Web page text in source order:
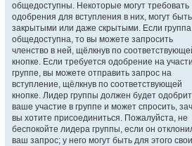
общедоступны. Некоторые могут требовать
одобрения для вступления в них, могут быть
закрытыми или даже скрытыми. Если группа
общедоступна, то вы можете запросить
членство в ней, щёлкнув по
кнопке. Если требуется одобрение на
группе, вы можете отправить запрос на
вступление, щёлкнув по соответствующей
кнопке. Лидер группы должен будет
ваше участие в группе и может спросить,
вы хотите присоединиться. Пожалуйста, не
беспокойте лидера группы, если он
ваш запрос; у него могут быть для этого свои